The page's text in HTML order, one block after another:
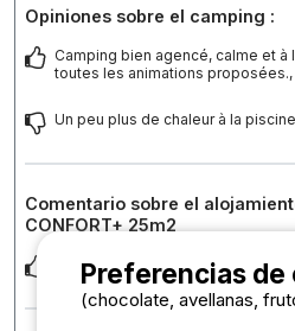
Opiniones sobre el camping :
Camping bien agencé, calme et
toutes les animations
Un peu plus de chaleur à la piscine
Comentario sobre el
CONFORT+ 25m2
Emplacement bien d ellimite et
Preferencias de
(chocolate, avellanas,